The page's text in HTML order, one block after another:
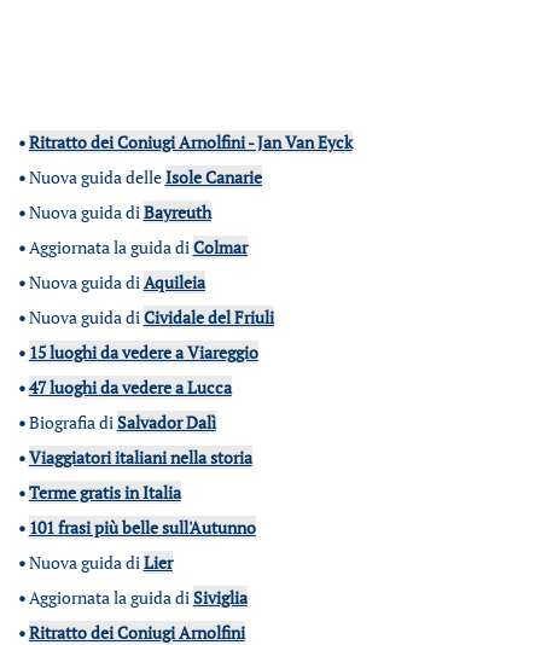
•Ritratto dei Coniugi Arnolfini - Jan Van Eyck
•Nuova guida delleIsole Canarie
•Nuova guida diBayreuth
•Aggiornata la guida diColmar
•Nuova guida diAquileia
•Nuova guida diCividale del Friuli
• 15 luoghi da vedere a Viareggio
•47 luoghi da vedere a Lucca
•Biografia diSalvador Dalì
•Viaggiatori italiani nella storia
•Terme gratis in Italia
• 101 frasi più belle sull'Autunno
•Nuova guida diLier
•Aggiornata la guida diSiviglia
•Ritratto dei Coniugi Arnolfini